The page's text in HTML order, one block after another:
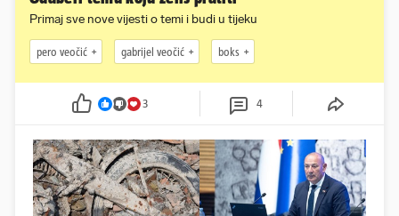
Primaj sve nove vijesti o temi i budi u tijeku
pero veočić gabrijel veočić boks
3 4